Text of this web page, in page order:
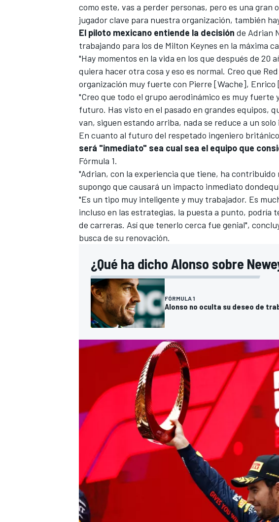
MÁS CATEGORÍAS
como este, vas a perder personas, pero es una gran
jugador clave para nuestra organización, también
El piloto mexicano entiende la decisión de Adrian
trabajando para los de Milton Keynes en la máxima
"Hay momentos en la vida en los que después de 20
quiera hacer otra cosa y eso es normal. Creo que
organización muy fuerte con Pierre [Wache],
"Creo que todo el grupo aerodinámico es muy fuerte
futuro. Has visto en el pasado en grandes equipos,
van, siguen estando arriba, nada se reduce a un
En cuanto al futuro del respetado ingeniero
será "inmediato" sea cual sea el equipo que
Fórmula 1.
"Adrian, con la experiencia que tiene, ha contribuido
supongo que causará un impacto inmediato
"Es un tipo muy inteligente y muy trabajador. Es
incluso en las estrategias, la puesta a punto, podría
de carreras. Así que tenerlo cerca fue genial",
busca de su renovación.
¿Qué ha dicho Alonso sobre
FÓRMULA 1
Alonso no oculta su deseo de